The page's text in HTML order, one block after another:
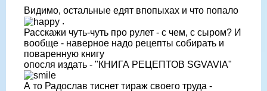
Видимо, остальные едят впопыхах и что попало
.
Расскажи чуть-чуть про рулет - с чем, с сыром? И
вообще - наверное надо рецепты собирать и
поваренную книгу
опосля издать - "КНИГА РЕЦЕПТОВ SGVAVIA"
А то Радослав тиснет тираж своего труда -